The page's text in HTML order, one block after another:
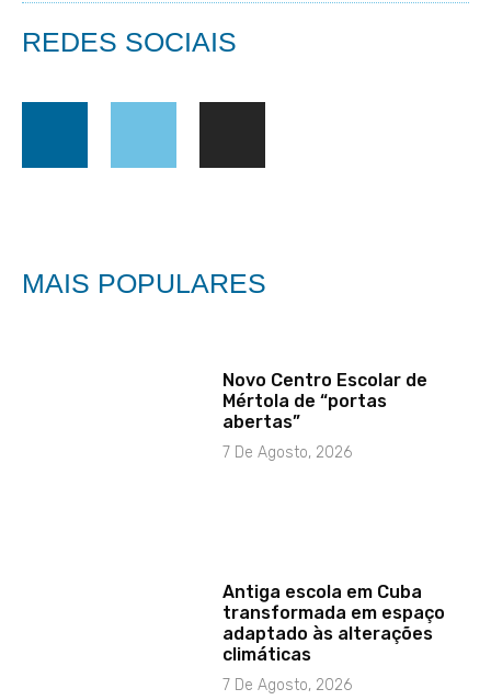
REDES SOCIAIS
MAIS POPULARES
Novo Centro Escolar de
Mértola de “portas
abertas”
7 De Agosto, 2026
Antiga escola em Cuba
transformada em espaço
adaptado às alterações
climáticas
7 De Agosto, 2026